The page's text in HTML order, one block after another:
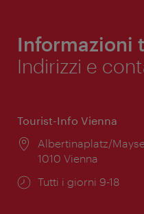
Informazioni
Indirizzi e
Tourist-Info Vienna
Posizione:
Albertinaplatz/
1010 Vienna
Orari
Tutti i giorni 9-18